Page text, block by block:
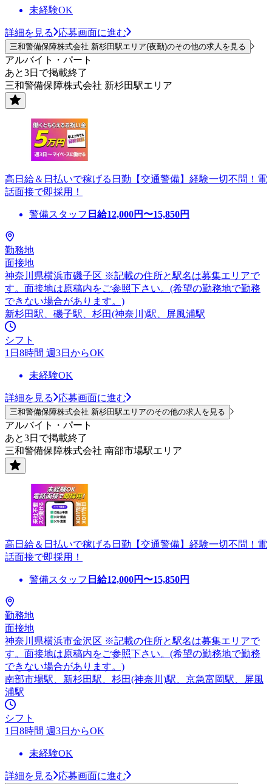
未経験OK
詳細を見る 応募画面に進む
三和警備保障株式会社 新杉田駅エリア(夜勤)のその他の求人を見る
アルバイト・パート
あと3日で掲載終了
三和警備保障株式会社 新杉田駅エリア
高日給＆日払いで稼げる日勤【交通警備】経験一切不問！電
話面接で即採用！
警備スタッフ 日給12,000円〜15,850円
勤務地
面接地
神奈川県横浜市磯子区 ※記載の住所と駅名は募集エリアで
す。面接地は原稿内をご参照下さい。(希望の勤務地で勤務
できない場合があります。)
新杉田駅、磯子駅、杉田(神奈川)駅、屏風浦駅
シフト
1日8時間 週3日からOK
未経験OK
詳細を見る 応募画面に進む
三和警備保障株式会社 新杉田駅エリアのその他の求人を見る
アルバイト・パート
あと3日で掲載終了
三和警備保障株式会社 南部市場駅エリア
高日給＆日払いで稼げる日勤【交通警備】経験一切不問！電
話面接で即採用！
警備スタッフ 日給12,000円〜15,850円
勤務地
面接地
神奈川県横浜市金沢区 ※記載の住所と駅名は募集エリアで
す。面接地は原稿内をご参照下さい。(希望の勤務地で勤務
できない場合があります。)
南部市場駅、新杉田駅、杉田(神奈川)駅、京急富岡駅、屏風
浦駅
シフト
1日8時間 週3日からOK
未経験OK
詳細を見る 応募画面に進む